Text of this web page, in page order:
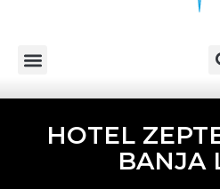
HOTEL
BANJA